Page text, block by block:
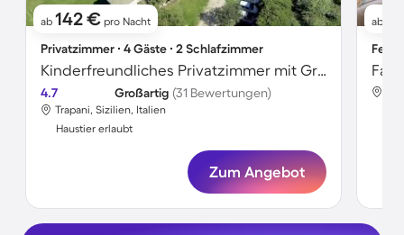
ab 142 € pro Nacht
Privatzimmer ∙ 4 Gäste ∙ 2 Schlafzimmer
Kinderfreundliches Privatzimmer mit Grill | Bergblick | Haustiere erlaubt
4.7 Großartig (31 Bewertungen)
Trapani, Sizilien, Italien
Haustier erlaubt
Zum Angebot
ab